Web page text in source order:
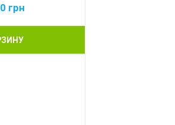
грн